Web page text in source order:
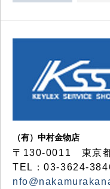
（有）中村金物店
〒130-0011 東京
TEL：03-3624-